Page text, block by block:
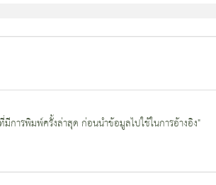
ารพิมพ์ครั้งล่าสุด ก่อนนำข้อมูลไปใช้ในการอ้างอิง"